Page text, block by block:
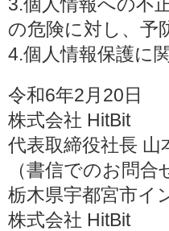
の危険に対し、予
4.個人情報保護に
令和6年2月20日
株式会社 HitBit
代表取締役社長 山
（書信でのお問合
栃木県宇都宮市イ
株式会社 HitBit